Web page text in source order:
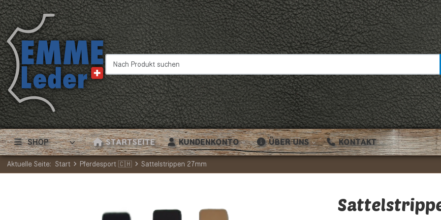
Nach Produkt suchen
SHOP STARTSEITE KUNDENKONTO ÜBER UNS KONTAKT
Aktuelle Seite: Start Pferdesport 🇨🇭 Sattelstrippen 27mm